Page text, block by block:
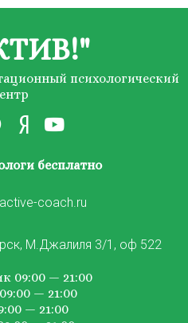
психологический
бесплатно
coach.ru
М.Джалиля 3/1, оф 522
09:00 — 21:00
— 21:00
— 21:00